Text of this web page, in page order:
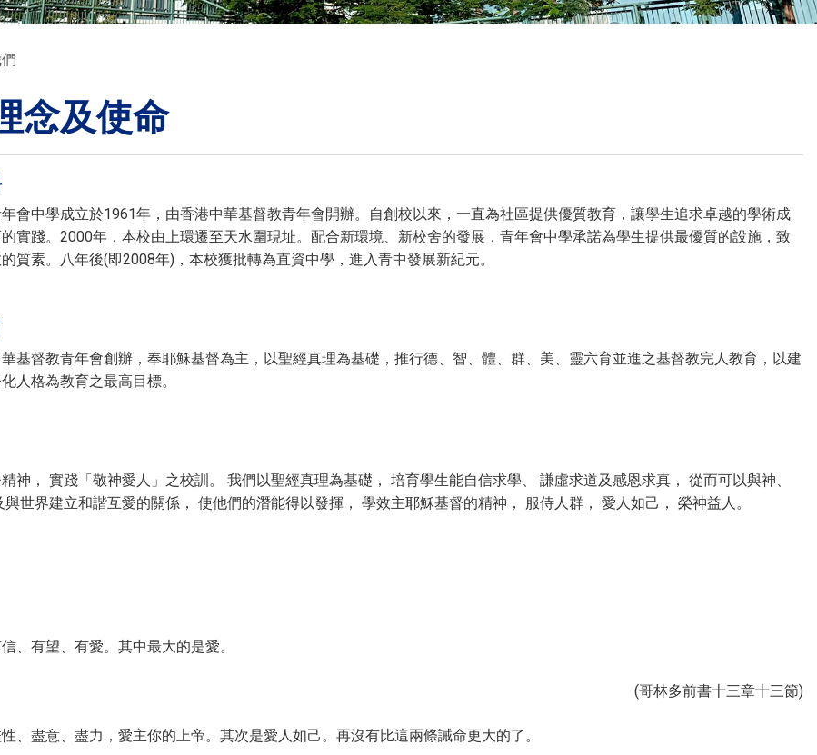
校曆表
念及使命
會中學成立於1961年，由香港中華基督教青年會開辦。自創校以來，一直為社區提供優質教育，讓學生追求卓越的學術成
實踐。2000年，本校由上環遷至天水圍現址。配合新環境、新校舍的發展，青年會中學承諾為學生提供最優質的設施，致
質素。八年後(即2008年)，本校獲批轉為直資中學，進入青中發展新紀元。
基督教青年會創辦，奉耶穌基督為主，以聖經真理為基礎，推行德、智、體、群、美、靈六育並進之基督教完人教育，以建
人格為教育之最高目標。
神， 實踐「敬神愛人」之校訓。 我們以聖經真理為基礎， 培育學生能自信求學、 謙虛求道及感恩求真， 從而可以與神、
世界建立和諧互愛的關係， 使他們的潛能得以發揮， 學效主耶穌基督的精神， 服侍人群， 愛人如己， 榮神益人。
、有望、有愛。其中最大的是愛。
(哥林多前書十三章十三節)
、盡意、盡力，愛主你的上帝。其次是愛人如己。再沒有比這兩條誡命更大的了。